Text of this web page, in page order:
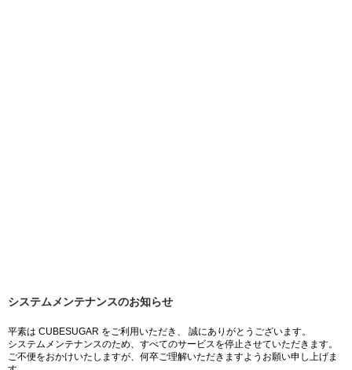
システムメンテナンスのお知らせ
平素は CUBESUGAR をご利用いただき、 誠にありがとうございます。
システムメンテナンスのため、すべてのサービスを停止させていただきます。
ご不便をおかけいたしますが、何卒ご理解いただきますようお願い申し上げま